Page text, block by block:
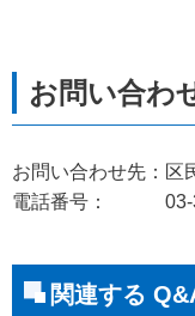
お問い合わせ先：区
電話番号： 03-
関連する